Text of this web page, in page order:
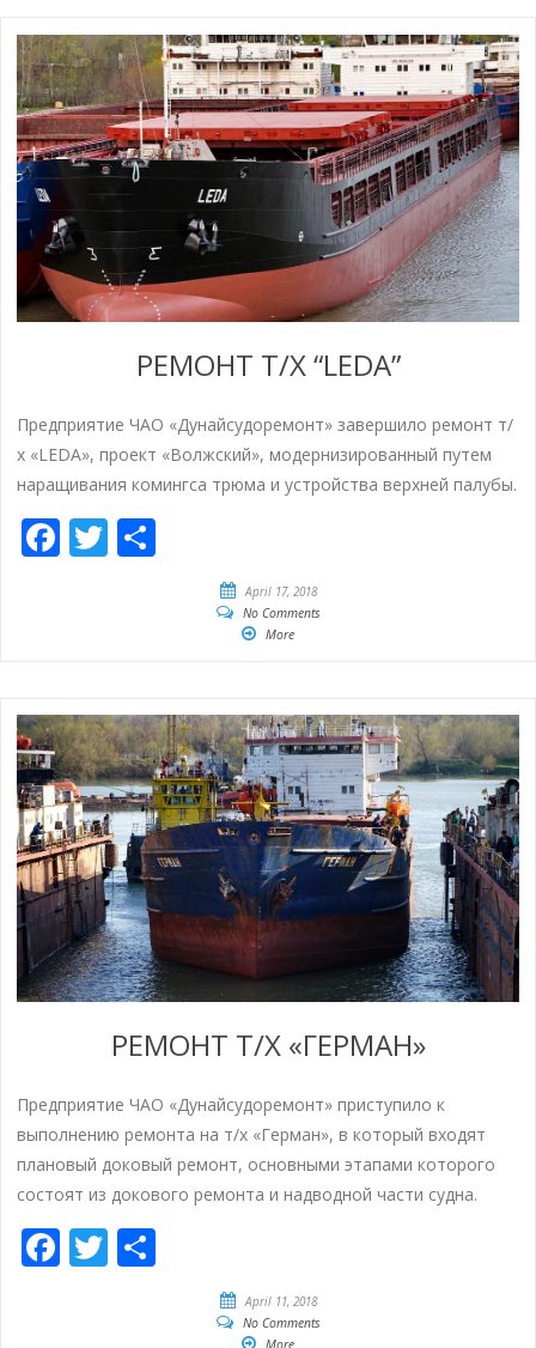
РЕМОНТ Т/Х “LEDA”
Предприятие ЧАО «Дунайсудоремонт» завершило ремонт т/
х «LEDA», проект «Волжский», модернизированный путем
наращивания комингса трюма и устройства верхней палубы.
Facebook
Twitter
April 17, 2018
No Comments
More
РЕМОНТ Т/Х «ГЕРМАН»
Предприятие ЧАО «Дунайсудоремонт» приступило к
выполнению ремонта на т/х «Герман», в который входят
плановый доковый ремонт, основными этапами которого
состоят из докового ремонта и надводной части судна.
Facebook
Twitter
April 11, 2018
No Comments